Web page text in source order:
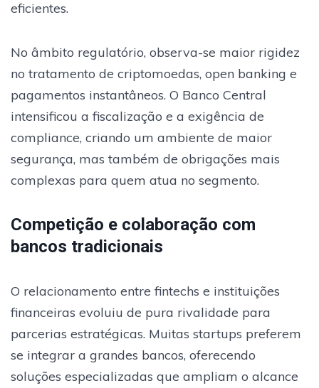
eficientes.
No âmbito regulatório, observa-se maior rigidez
no tratamento de criptomoedas, open banking e
pagamentos instantâneos. O Banco Central
intensificou a fiscalização e a exigência de
compliance, criando um ambiente de maior
segurança, mas também de obrigações mais
complexas para quem atua no segmento.
Competição e colaboração com
bancos tradicionais
O relacionamento entre fintechs e instituições
financeiras evoluiu de pura rivalidade para
parcerias estratégicas. Muitas startups preferem
se integrar a grandes bancos, oferecendo
soluções especializadas que ampliam o alcance